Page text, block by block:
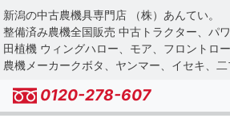
Skip
to
main
content
新潟の中古農機具専門店 （株）あんてい。
整備済み農機全国販売 中古トラクター、パ
田植機 ウィングハロー、モア、フロントロー
農機メーカークボタ、ヤンマー、イセキ、二
0120-278-607